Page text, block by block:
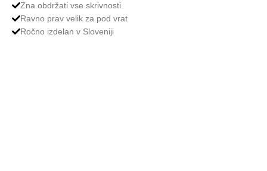
Zna obdržati vse skrivnosti
Ravno prav velik za pod vrat
Ročno izdelan v Sloveniji